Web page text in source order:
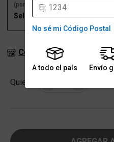
No sé mi Código Postal
A todo el país Envío
(por una sucursal)
Seleccioná talle
Consultar stock en
Quiero